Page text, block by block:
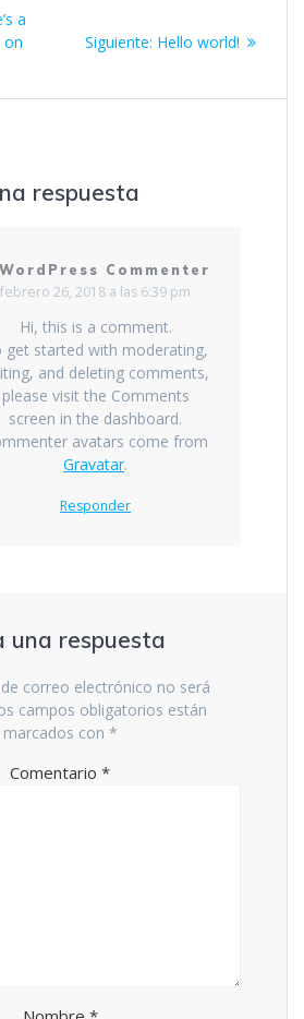
a
on
Siguiente: Siguiente
Hello world!
respuesta
Commenter
febrero 26, 2018 a las 6:39 pm
Hi, this is a comment.
get started with moderating,
and deleting comments,
please visit the Comments
screen in the dashboard.
avatars come from
Gravatar.
Responder
una respuesta
correo electrónico no será
campos obligatorios están
marcados con *
Comentario *